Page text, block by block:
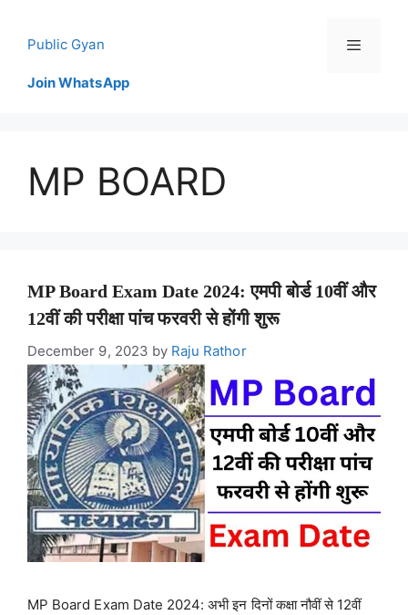
contentPublic Gyan
Join WhatsApp
MP BOARD
MP Board Exam Date 2024: एमपी बोर्ड 10वीं और
12वीं की परीक्षा पांच फरवरी से होंगी शुरू
December 9, 2023 by Raju Rathor
MP Board Exam Date 2024: अभी इन दिनों कक्षा नौवीं से 12वीं